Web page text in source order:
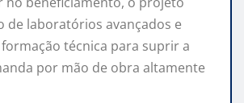
de laboratórios avançados e
técnica para suprir a
por mão de obra altamente